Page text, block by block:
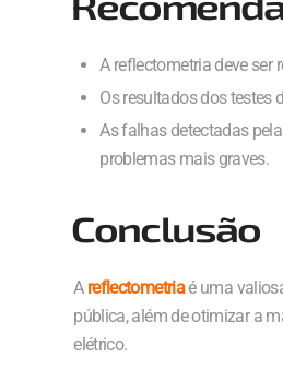
A reflectometria deve ser
Os resultados dos testes
As falhas detectadas
problemas mais graves.
Conclusão
A reflectometriaé uma
pública, além de otimizar a
elétrico.